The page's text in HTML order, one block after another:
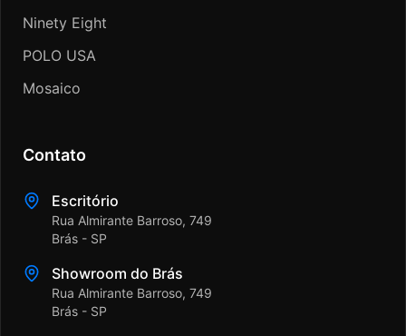
Ninety Eight
POLO USA
Mosaico
Contato
Escritório
Rua Almirante Barroso, 749
Brás - SP
Showroom do Brás
Rua Almirante Barroso, 749
Brás - SP